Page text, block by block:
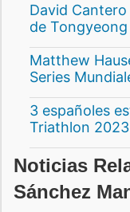
David
de Tongyeong
Matthew
Series
3 españoles
Triathlon 2023
Noticias
Sánchez